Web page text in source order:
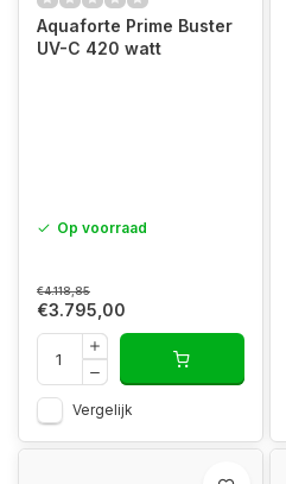
Aquaforte Prime Buster
UV-C 420 watt
Op voorraad
€4.118,85
€3.795,00
Vergelijk